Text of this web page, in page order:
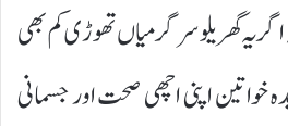
اگر یہ گھریلو سرگرمیاں تھوڑی کم بھی
خواتین اپنی اچھی صحت اور جسمانی